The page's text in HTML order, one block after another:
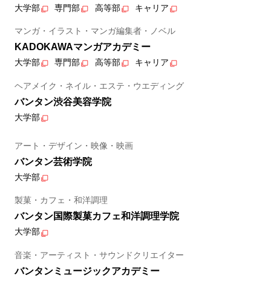
大学部 専門部 高等部 キャリア
マンガ・イラスト・マンガ編集者・ノベル
KADOKAWAマンガアカデミー
大学部 専門部 高等部 キャリア
ヘアメイク・ネイル・エステ・ウエディング
バンタン渋谷美容学院
大学部
アート・デザイン・映像・映画
バンタン芸術学院
大学部
製菓・カフェ・和洋調理
バンタン国際製菓カフェ和洋調理学院
大学部
音楽・アーティスト・サウンドクリエイター
バンタンミュージックアカデミー